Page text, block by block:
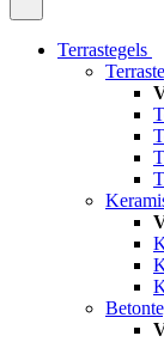
Terrastegels